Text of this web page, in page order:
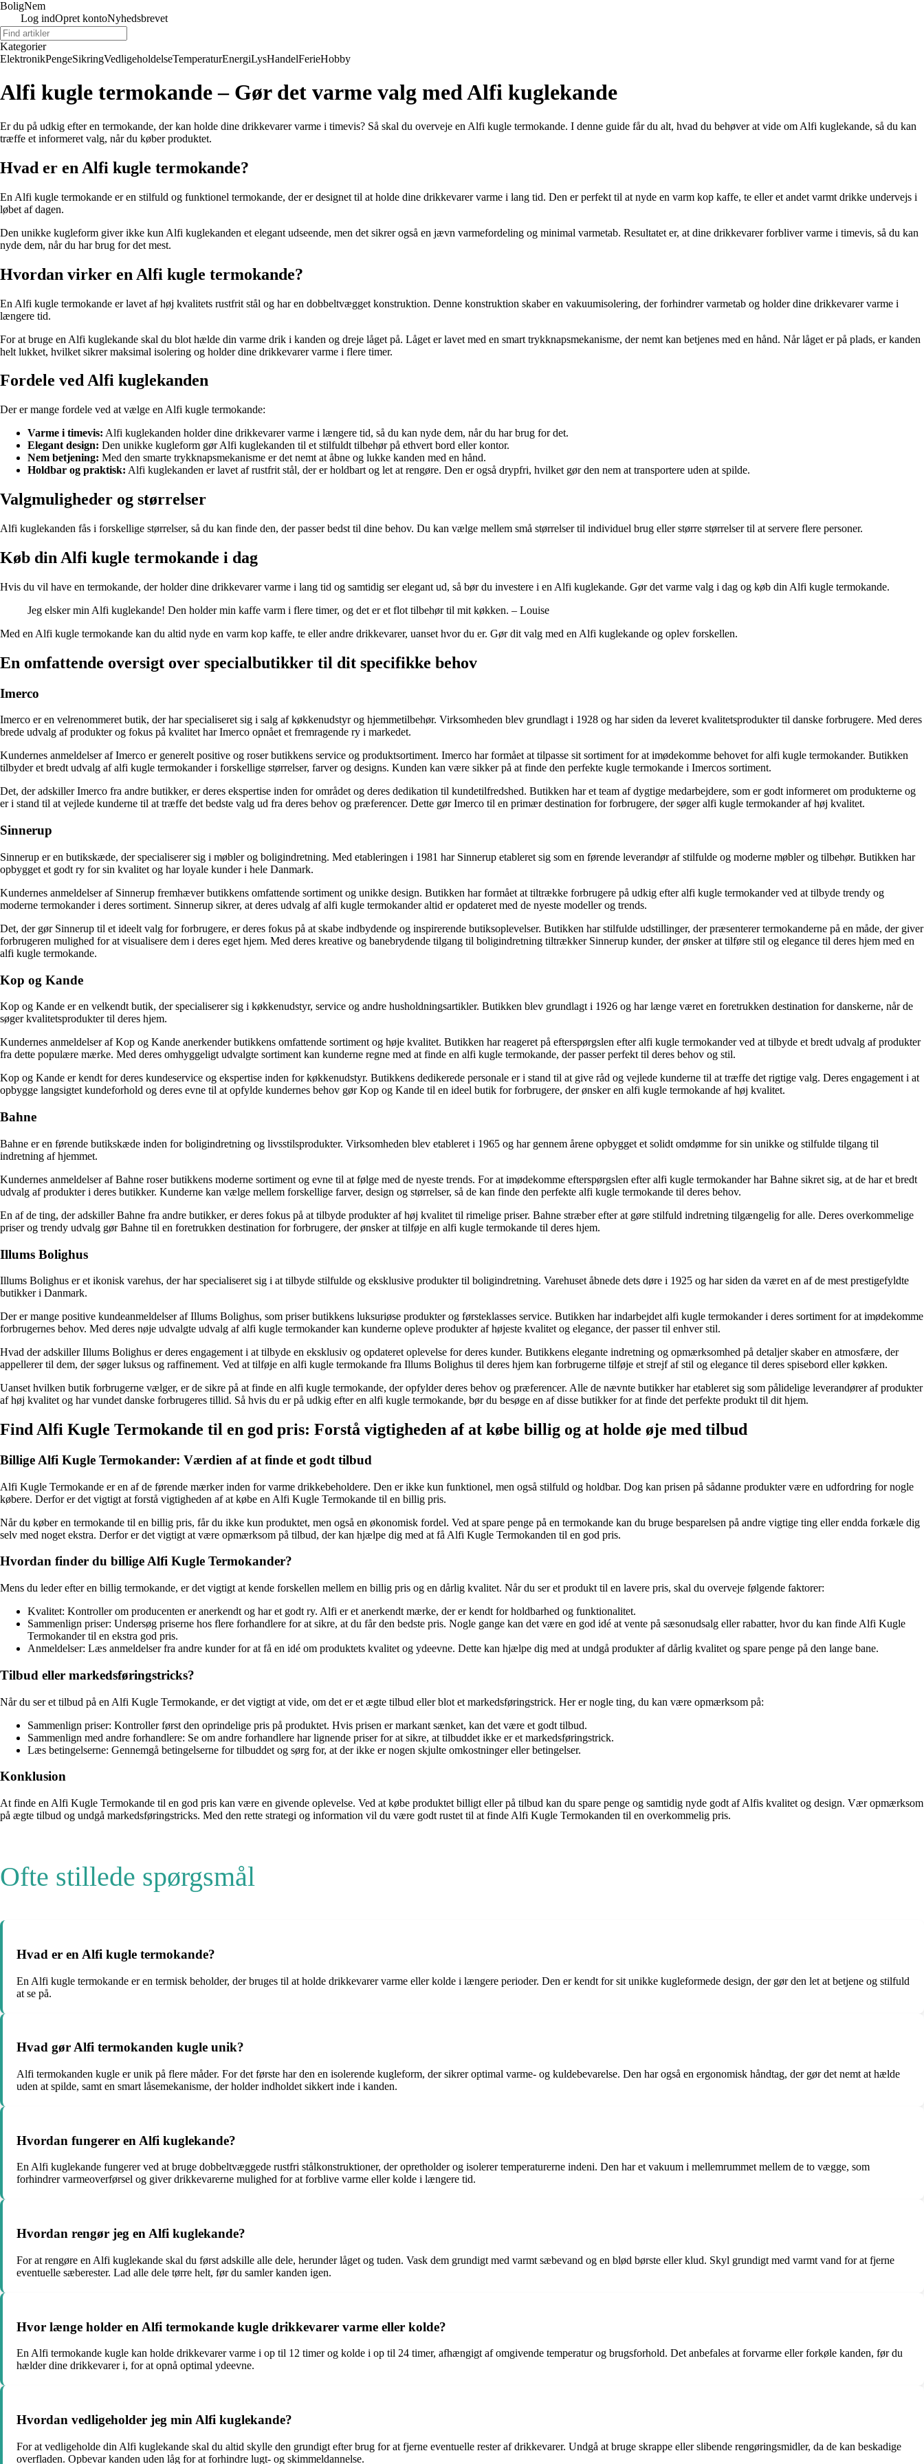
BoligNem
Log indOpret kontoNyhedsbrevet
Kategorier
ElektronikPengeSikringVedligeholdelseTemperaturEnergiLysHandelFerieHobby
Alfi kugle termokande – Gør det varme valg med Alfi kuglekande
Er du på udkig efter en termokande, der kan holde dine drikkevarer varme i timevis? Så skal du overveje en Alfi kugle termokande. I denne guide får du alt, hvad du behøver at vide om Alfi kuglekande, så du kan
træffe et informeret valg, når du køber produktet.
Hvad er en Alfi kugle termokande?
En Alfi kugle termokande er en stilfuld og funktionel termokande, der er designet til at holde dine drikkevarer varme i lang tid. Den er perfekt til at nyde en varm kop kaffe, te eller et andet varmt drikke undervejs i
løbet af dagen.
Den unikke kugleform giver ikke kun Alfi kuglekanden et elegant udseende, men det sikrer også en jævn varmefordeling og minimal varmetab. Resultatet er, at dine drikkevarer forbliver varme i timevis, så du kan
nyde dem, når du har brug for det mest.
Hvordan virker en Alfi kugle termokande?
En Alfi kugle termokande er lavet af høj kvalitets rustfrit stål og har en dobbeltvægget konstruktion. Denne konstruktion skaber en vakuumisolering, der forhindrer varmetab og holder dine drikkevarer varme i
længere tid.
For at bruge en Alfi kuglekande skal du blot hælde din varme drik i kanden og dreje låget på. Låget er lavet med en smart trykknapsmekanisme, der nemt kan betjenes med en hånd. Når låget er på plads, er kanden
helt lukket, hvilket sikrer maksimal isolering og holder dine drikkevarer varme i flere timer.
Fordele ved Alfi kuglekanden
Der er mange fordele ved at vælge en Alfi kugle termokande:
Varme i timevis: Alfi kuglekanden holder dine drikkevarer varme i længere tid, så du kan nyde dem, når du har brug for det.
Elegant design: Den unikke kugleform gør Alfi kuglekanden til et stilfuldt tilbehør på ethvert bord eller kontor.
Nem betjening: Med den smarte trykknapsmekanisme er det nemt at åbne og lukke kanden med en hånd.
Holdbar og praktisk: Alfi kuglekanden er lavet af rustfrit stål, der er holdbart og let at rengøre. Den er også drypfri, hvilket gør den nem at transportere uden at spilde.
Valgmuligheder og størrelser
Alfi kuglekanden fås i forskellige størrelser, så du kan finde den, der passer bedst til dine behov. Du kan vælge mellem små størrelser til individuel brug eller større størrelser til at servere flere personer.
Køb din Alfi kugle termokande i dag
Hvis du vil have en termokande, der holder dine drikkevarer varme i lang tid og samtidig ser elegant ud, så bør du investere i en Alfi kuglekande. Gør det varme valg i dag og køb din Alfi kugle termokande.
Jeg elsker min Alfi kuglekande! Den holder min kaffe varm i flere timer, og det er et flot tilbehør til mit køkken. – Louise
Med en Alfi kugle termokande kan du altid nyde en varm kop kaffe, te eller andre drikkevarer, uanset hvor du er. Gør dit valg med en Alfi kuglekande og oplev forskellen.
En omfattende oversigt over specialbutikker til dit specifikke behov
Imerco
Imerco er en velrenommeret butik, der har specialiseret sig i salg af køkkenudstyr og hjemmetilbehør. Virksomheden blev grundlagt i 1928 og har siden da leveret kvalitetsprodukter til danske forbrugere. Med deres
brede udvalg af produkter og fokus på kvalitet har Imerco opnået et fremragende ry i markedet.
Kundernes anmeldelser af Imerco er generelt positive og roser butikkens service og produktsortiment. Imerco har formået at tilpasse sit sortiment for at imødekomme behovet for alfi kugle termokander. Butikken
tilbyder et bredt udvalg af alfi kugle termokander i forskellige størrelser, farver og designs. Kunden kan være sikker på at finde den perfekte kugle termokande i Imercos sortiment.
Det, der adskiller Imerco fra andre butikker, er deres ekspertise inden for området og deres dedikation til kundetilfredshed. Butikken har et team af dygtige medarbejdere, som er godt informeret om produkterne og
er i stand til at vejlede kunderne til at træffe det bedste valg ud fra deres behov og præferencer. Dette gør Imerco til en primær destination for forbrugere, der søger alfi kugle termokander af høj kvalitet.
Sinnerup
Sinnerup er en butikskæde, der specialiserer sig i møbler og boligindretning. Med etableringen i 1981 har Sinnerup etableret sig som en førende leverandør af stilfulde og moderne møbler og tilbehør. Butikken har
opbygget et godt ry for sin kvalitet og har loyale kunder i hele Danmark.
Kundernes anmeldelser af Sinnerup fremhæver butikkens omfattende sortiment og unikke design. Butikken har formået at tiltrække forbrugere på udkig efter alfi kugle termokander ved at tilbyde trendy og
moderne termokander i deres sortiment. Sinnerup sikrer, at deres udvalg af alfi kugle termokander altid er opdateret med de nyeste modeller og trends.
Det, der gør Sinnerup til et ideelt valg for forbrugere, er deres fokus på at skabe indbydende og inspirerende butiksoplevelser. Butikken har stilfulde udstillinger, der præsenterer termokanderne på en måde, der giver
forbrugeren mulighed for at visualisere dem i deres eget hjem. Med deres kreative og banebrydende tilgang til boligindretning tiltrækker Sinnerup kunder, der ønsker at tilføre stil og elegance til deres hjem med en
alfi kugle termokande.
Kop og Kande
Kop og Kande er en velkendt butik, der specialiserer sig i køkkenudstyr, service og andre husholdningsartikler. Butikken blev grundlagt i 1926 og har længe været en foretrukken destination for danskerne, når de
søger kvalitetsprodukter til deres hjem.
Kundernes anmeldelser af Kop og Kande anerkender butikkens omfattende sortiment og høje kvalitet. Butikken har reageret på efterspørgslen efter alfi kugle termokander ved at tilbyde et bredt udvalg af produkter
fra dette populære mærke. Med deres omhyggeligt udvalgte sortiment kan kunderne regne med at finde en alfi kugle termokande, der passer perfekt til deres behov og stil.
Kop og Kande er kendt for deres kundeservice og ekspertise inden for køkkenudstyr. Butikkens dedikerede personale er i stand til at give råd og vejlede kunderne til at træffe det rigtige valg. Deres engagement i at
opbygge langsigtet kundeforhold og deres evne til at opfylde kundernes behov gør Kop og Kande til en ideel butik for forbrugere, der ønsker en alfi kugle termokande af høj kvalitet.
Bahne
Bahne er en førende butikskæde inden for boligindretning og livsstilsprodukter. Virksomheden blev etableret i 1965 og har gennem årene opbygget et solidt omdømme for sin unikke og stilfulde tilgang til
indretning af hjemmet.
Kundernes anmeldelser af Bahne roser butikkens moderne sortiment og evne til at følge med de nyeste trends. For at imødekomme efterspørgslen efter alfi kugle termokander har Bahne sikret sig, at de har et bredt
udvalg af produkter i deres butikker. Kunderne kan vælge mellem forskellige farver, design og størrelser, så de kan finde den perfekte alfi kugle termokande til deres behov.
En af de ting, der adskiller Bahne fra andre butikker, er deres fokus på at tilbyde produkter af høj kvalitet til rimelige priser. Bahne stræber efter at gøre stilfuld indretning tilgængelig for alle. Deres overkommelige
priser og trendy udvalg gør Bahne til en foretrukken destination for forbrugere, der ønsker at tilføje en alfi kugle termokande til deres hjem.
Illums Bolighus
Illums Bolighus er et ikonisk varehus, der har specialiseret sig i at tilbyde stilfulde og eksklusive produkter til boligindretning. Varehuset åbnede dets døre i 1925 og har siden da været en af de mest prestigefyldte
butikker i Danmark.
Der er mange positive kundeanmeldelser af Illums Bolighus, som priser butikkens luksuriøse produkter og førsteklasses service. Butikken har indarbejdet alfi kugle termokander i deres sortiment for at imødekomme
forbrugernes behov. Med deres nøje udvalgte udvalg af alfi kugle termokander kan kunderne opleve produkter af højeste kvalitet og elegance, der passer til enhver stil.
Hvad der adskiller Illums Bolighus er deres engagement i at tilbyde en eksklusiv og opdateret oplevelse for deres kunder. Butikkens elegante indretning og opmærksomhed på detaljer skaber en atmosfære, der
appellerer til dem, der søger luksus og raffinement. Ved at tilføje en alfi kugle termokande fra Illums Bolighus til deres hjem kan forbrugerne tilføje et strejf af stil og elegance til deres spisebord eller køkken.
Uanset hvilken butik forbrugerne vælger, er de sikre på at finde en alfi kugle termokande, der opfylder deres behov og præferencer. Alle de nævnte butikker har etableret sig som pålidelige leverandører af produkter
af høj kvalitet og har vundet danske forbrugeres tillid. Så hvis du er på udkig efter en alfi kugle termokande, bør du besøge en af ​​disse butikker for at finde det perfekte produkt til dit hjem.
Find Alfi Kugle Termokande til en god pris: Forstå vigtigheden af at købe billig og at holde øje med tilbud
Billige Alfi Kugle Termokander: Værdien af at finde et godt tilbud
Alfi Kugle Termokande er en af de førende mærker inden for varme drikkebeholdere. Den er ikke kun funktionel, men også stilfuld og holdbar. Dog kan prisen på sådanne produkter være en udfordring for nogle
købere. Derfor er det vigtigt at forstå vigtigheden af at købe en Alfi Kugle Termokande til en billig pris.
Når du køber en termokande til en billig pris, får du ikke kun produktet, men også en økonomisk fordel. Ved at spare penge på en termokande kan du bruge besparelsen på andre vigtige ting eller endda forkæle dig
selv med noget ekstra. Derfor er det vigtigt at være opmærksom på tilbud, der kan hjælpe dig med at få Alfi Kugle Termokanden til en god pris.
Hvordan finder du billige Alfi Kugle Termokander?
Mens du leder efter en billig termokande, er det vigtigt at kende forskellen mellem en billig pris og en dårlig kvalitet. Når du ser et produkt til en lavere pris, skal du overveje følgende faktorer:
Kvalitet: Kontroller om producenten er anerkendt og har et godt ry. Alfi er et anerkendt mærke, der er kendt for holdbarhed og funktionalitet.
Sammenlign priser: Undersøg priserne hos flere forhandlere for at sikre, at du får den bedste pris. Nogle gange kan det være en god idé at vente på sæsonudsalg eller rabatter, hvor du kan finde Alfi Kugle
Termokander til en ekstra god pris.
Anmeldelser: Læs anmeldelser fra andre kunder for at få en idé om produktets kvalitet og ydeevne. Dette kan hjælpe dig med at undgå produkter af dårlig kvalitet og spare penge på den lange bane.
Tilbud eller markedsføringstricks?
Når du ser et tilbud på en Alfi Kugle Termokande, er det vigtigt at vide, om det er et ægte tilbud eller blot et markedsføringstrick. Her er nogle ting, du kan være opmærksom på:
Sammenlign priser: Kontroller først den oprindelige pris på produktet. Hvis prisen er markant sænket, kan det være et godt tilbud.
Sammenlign med andre forhandlere: Se om andre forhandlere har lignende priser for at sikre, at tilbuddet ikke er et markedsføringstrick.
Læs betingelserne: Gennemgå betingelserne for tilbuddet og sørg for, at der ikke er nogen skjulte omkostninger eller betingelser.
Konklusion
At finde en Alfi Kugle Termokande til en god pris kan være en givende oplevelse. Ved at købe produktet billigt eller på tilbud kan du spare penge og samtidig nyde godt af Alfis kvalitet og design. Vær opmærksom
på ægte tilbud og undgå markedsføringstricks. Med den rette strategi og information vil du være godt rustet til at finde Alfi Kugle Termokanden til en overkommelig pris.
Ofte stillede spørgsmål
Hvad er en Alfi kugle termokande?
En Alfi kugle termokande er en termisk beholder, der bruges til at holde drikkevarer varme eller kolde i længere perioder. Den er kendt for sit unikke kugleformede design, der gør den let at betjene og stilfuld
at se på.
Hvad gør Alfi termokanden kugle unik?
Alfi termokanden kugle er unik på flere måder. For det første har den en isolerende kugleform, der sikrer optimal varme- og kuldebevarelse. Den har også en ergonomisk håndtag, der gør det nemt at hælde
uden at spilde, samt en smart låsemekanisme, der holder indholdet sikkert inde i kanden.
Hvordan fungerer en Alfi kuglekande?
En Alfi kuglekande fungerer ved at bruge dobbeltvæggede rustfri stålkonstruktioner, der opretholder og isolerer temperaturerne indeni. Den har et vakuum i mellemrummet mellem de to vægge, som
forhindrer varmeoverførsel og giver drikkevarerne mulighed for at forblive varme eller kolde i længere tid.
Hvordan rengør jeg en Alfi kuglekande?
For at rengøre en Alfi kuglekande skal du først adskille alle dele, herunder låget og tuden. Vask dem grundigt med varmt sæbevand og en blød børste eller klud. Skyl grundigt med varmt vand for at fjerne
eventuelle sæberester. Lad alle dele tørre helt, før du samler kanden igen.
Hvor længe holder en Alfi termokande kugle drikkevarer varme eller kolde?
En Alfi termokande kugle kan holde drikkevarer varme i op til 12 timer og kolde i op til 24 timer, afhængigt af omgivende temperatur og brugsforhold. Det anbefales at forvarme eller forkøle kanden, før du
hælder dine drikkevarer i, for at opnå optimal ydeevne.
Hvordan vedligeholder jeg min Alfi kuglekande?
For at vedligeholde din Alfi kuglekande skal du altid skylle den grundigt efter brug for at fjerne eventuelle rester af drikkevarer. Undgå at bruge skrappe eller slibende rengøringsmidler, da de kan beskadige
overfladen. Opbevar kanden uden låg for at forhindre lugt- og skimmeldannelse.